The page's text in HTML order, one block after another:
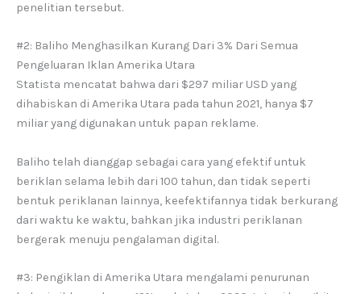
penelitian tersebut.
#2: Baliho Menghasilkan Kurang Dari 3% Dari Semua
Pengeluaran Iklan Amerika Utara
Statista mencatat bahwa dari $297 miliar USD yang
dihabiskan di Amerika Utara pada tahun 2021, hanya $7
miliar yang digunakan untuk papan reklame.
Baliho telah dianggap sebagai cara yang efektif untuk
beriklan selama lebih dari 100 tahun, dan tidak seperti
bentuk periklanan lainnya, keefektifannya tidak berkurang
dari waktu ke waktu, bahkan jika industri periklanan
bergerak menuju pengalaman digital.
#3: Pengiklan di Amerika Utara mengalami penurunan